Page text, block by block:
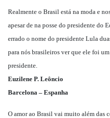
Realmente o Brasil está na moda e
apesar de na posse do presidente do
errado o nome do presidente Lula
para nós brasileiros ver que ele foi
presidente.
Euzilene P. Leôncio
Barcelona – Espanha
O amor ao Brasil vai muito além das